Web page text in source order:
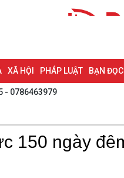
XÃ HỘI PHÁP LUẬT BẠN ĐỌC
NAI & NGHỊ QUYẾT 57
- 0786463979
150 ngày